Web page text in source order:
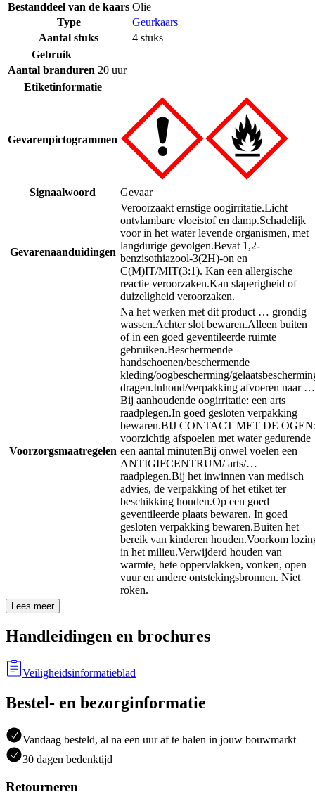
Bestanddeel van de kaars Olie
Type
Geurkaars
Aantal stuks
4 stuks
Gebruik
Aantal branduren 20 uur
Etiketinformatie
Gevarenpictogrammen
Signaalwoord Gevaar
Gevarenaanduidingen
Veroorzaakt ernstige oogirritatie.Licht
ontvlambare vloeistof en damp.Schadelijk
voor in het water levende organismen, met
langdurige gevolgen.Bevat 1,2-
benzisothiazool-3(2H)-on en
C(M)IT/MIT(3:1). Kan een allergische
reactie veroorzaken.Kan slaperigheid of
duizeligheid veroorzaken.
Voorzorgsmaatregelen
Na het werken met dit product … grondig
wassen.Achter slot bewaren.Alleen buiten
of in een goed geventileerde ruimte
gebruiken.Beschermende
handschoenen/beschermende
kleding/oogbescherming/
dragen.Inhoud/verpakking afvoeren naar …
Bij aanhoudende oogirritatie: een arts
raadplegen.In goed gesloten verpakking
bewaren.BIJ CONTACT MET DE
voorzichtig afspoelen met water gedurende
een aantal minutenBij onwel voelen een
ANTIGIFCENTRUM/ arts/…
raadplegen.Bij het inwinnen van medisch
advies, de verpakking of het etiket ter
beschikking houden.Op een goed
geventileerde plaats bewaren. In goed
gesloten verpakking bewaren.Buiten het
bereik van kinderen houden.Voorkom
in het milieu.Verwijderd houden van
warmte, hete oppervlakken, vonken, open
vuur en andere ontstekingsbronnen. Niet
roken.
Lees meer
Handleidingen en brochures
Veiligheidsinformatieblad
Bestel- en bezorginformatie
Vandaag besteld, al na een uur af te halen in jouw bouwmarkt
30 dagen bedenktijd
Retourneren